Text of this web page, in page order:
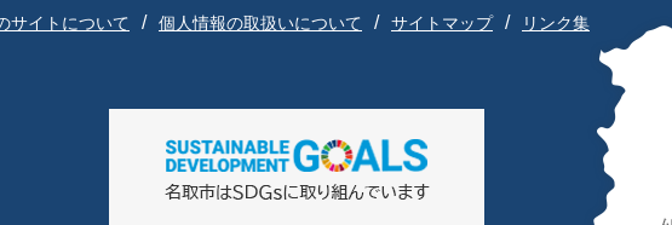
サイトについて 個人情報の取扱いについて サイトマップ リンク集